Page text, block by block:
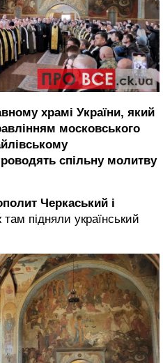
храмі України, який
московського
спільну молитву
Черкаський і
там підняли український